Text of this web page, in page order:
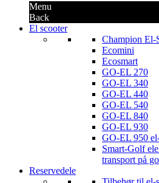
Menu
Back
El scooter
Champion El-
Ecomini
Ecosmart
GO-EL 270
GO-EL 340
GO-EL 440
GO-EL 540
GO-EL 840
GO-EL 930
GO-EL 950
Smart-Golf
transport på
Reservedele